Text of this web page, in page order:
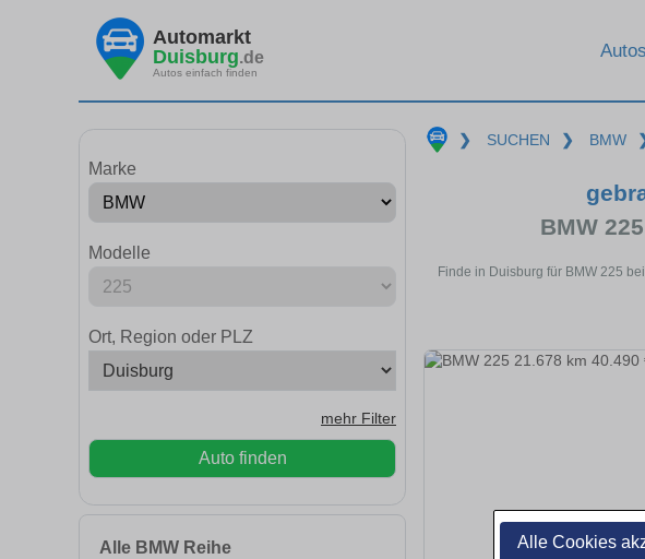
Alle Cookies
Automarkt
Duisburg.de
Autos einfach finden
Marke
Modelle
Ort, Region oder PLZ
mehr Filter
Auto finden
Alle BMW Reihe
❯ SUCHEN ❯ BMW
BMW
Finde in Duisburg für BMW 225